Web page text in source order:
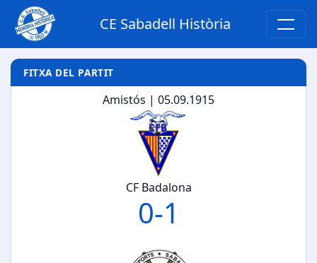
CE Sabadell Història
FITXA DEL PARTIT
Amistós | 05.09.1915
CF Badalona
0-1